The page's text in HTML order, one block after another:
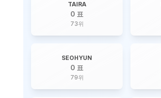
TAIRA
0 표
73위
SEOHYUN
0 표
79위